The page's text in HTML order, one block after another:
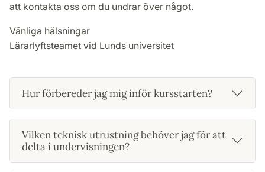
att kontakta oss om du undrar över något.
Vänliga hälsningar
Lärarlyftsteamet vid Lunds universitet
Hur förbereder jag mig inför kursstarten?
Vilken teknisk utrustning behöver jag för att
delta i undervisningen?